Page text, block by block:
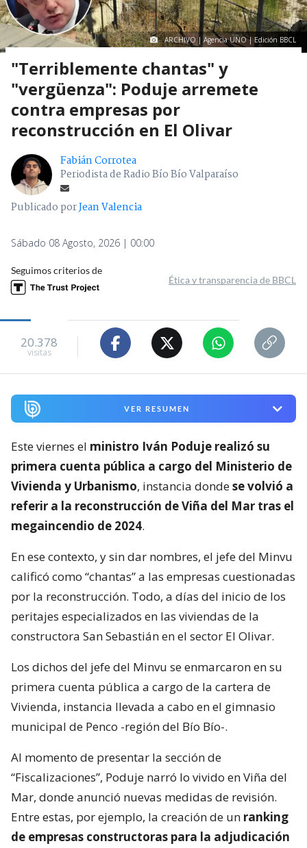
ARCHIVO | Agencia UNO | Edición BBCL
"Terriblemente chantas" y
"vergüenza": Poduje arremete
contra empresas por
reconstrucción en El Olivar
Fabián Corrotea
Periodista de Radio Bío Bío Valparaíso
Publicado porJean Valencia
Sábado 08 Agosto, 2026 | 00:00
Seguimos criterios de
Ética y transparencia de BBCL
20.378
visitas
VER RESUMEN
Este viernes el ministro Iván Poduje realizó su
primera cuenta pública a cargo del Ministerio de
Vivienda y Urbanismo, instancia dondese volvió a
referir a la reconstrucción de Viña del Mar tras el
megaincendio de 2024.
En ese contexto, y sin dar nombres, el jefe del Minvu
calificó como “chantas” a las empresas cuestionadas
por la reconstrucción. Todo, a días del inicio de los
peritajes especializados en las viviendas de la
constructora San Sebastián en el sector El Olivar.
Los dichos del jefe del Minvu se enmarcaron en su
primera cuenta pública a cargo de la cartera de
Vivienda, instancia llevada a cabo en el gimnasio
municipal de Penco -región del Bío Bío-.
Al momento de presentar la sección de
“Fiscalizaciones”, Poduje narró lo vivido en Viña del
Mar, donde anunció nuevas medidas de revisión.
Entre estas, por ejemplo, la creación de un ranking
de empresas constructoras para la adjudicación